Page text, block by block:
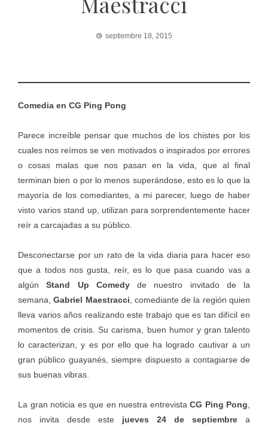
septiembre 18, 2015
Comedia en CG Ping Pong
Parece increíble pensar que muchos de los chistes por los
cuales nos reímos se ven motivados o inspirados por errores
o cosas malas que nos pasan en la vida, que al final
terminan bien o por lo menos superándose, esto es lo que la
mayoría de los comediantes, a mi parecer, luego de haber
visto varios stand up, utilizan para sorprendentemente hacer
reír a carcajadas a su público.
Desconectarse por un rato de la vida diaria para hacer eso
que a todos nos gusta, reír, es lo que pasa cuando vas a
algúnStand Up Comedyde nuestro invitado de la
semana,Gabriel Maestracci, comediante de la región quien
lleva varios años realizando este trabajo que es tan difícil en
momentos de crisis. Su carisma, buen humor y gran talento
lo caracterizan, y es por ello que ha logrado cautivar a un
gran público guayanés, siempre dispuesto a contagiarse de
sus buenas vibras.
La gran noticia es que en nuestra entrevista CG Ping Pong,
nos invita desde este jueves 24 de septiembre a